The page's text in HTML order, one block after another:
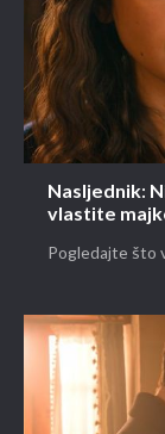
Nasljednik:
vlastite
Pogledajte što